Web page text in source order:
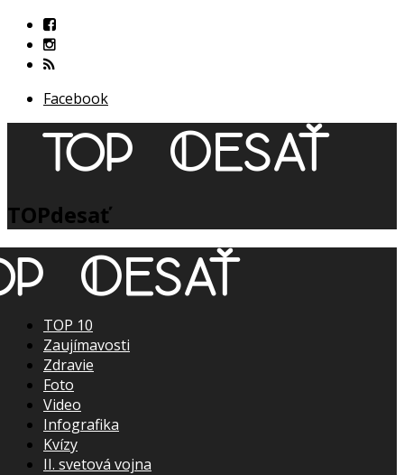
Facebook
TOPdesať
TOP 10
Zaujímavosti
Zdravie
Foto
Video
Infografika
Kvízy
II. svetová vojna